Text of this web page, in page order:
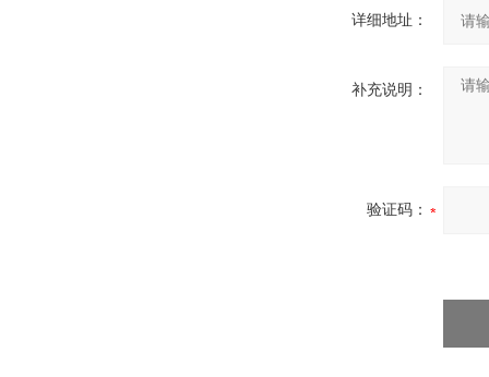
详细地址：
补充说明：
验证码：